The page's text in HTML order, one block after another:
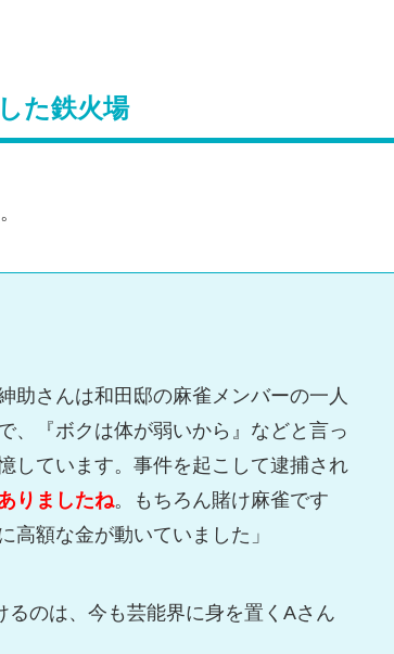
た鉄火場
助さんは和田邸の麻雀メンバーの一人
、『ボクは体が弱いから』などと言っ
しています。事件を起こして逮捕され
りましたね。もちろん賭け麻雀です
高額な金が動いていました」
るのは、今も芸能界に身を置くAさん